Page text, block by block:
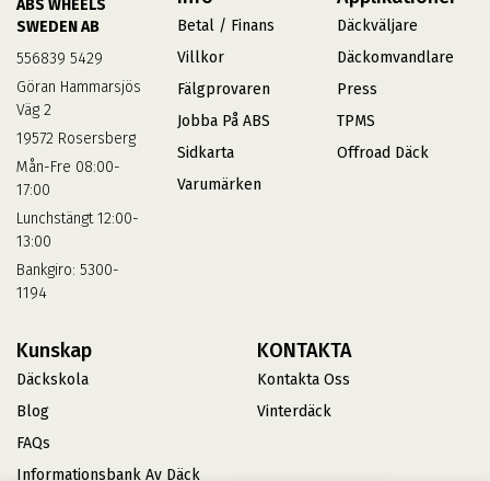
ABS WHEELS
SWEDEN AB
556839 5429
Göran Hammarsjös
Väg 2
19572 Rosersberg
Mån-Fre 08:00-
17:00
Lunchstängt 12:00-
13:00
Bankgiro: 5300-
1194
Betal / Finans
Villkor
Fälgprovaren
Jobba På ABS
Sidkarta
Varumärken
Däckväljare
Däckomvandlare
Press
TPMS
Offroad Däck
Kunskap
Däckskola
Blog
FAQs
Informationsbank Av Däck
KONTAKTA
Kontakta Oss
Vinterdäck